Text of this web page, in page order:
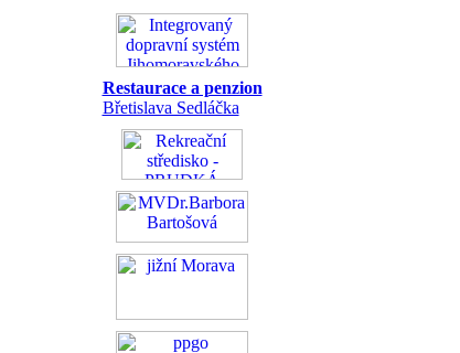
Restaurace a penzion
Břetislava Sedláčka